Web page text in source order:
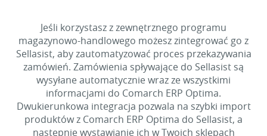
Jeśli korzystasz z zewnętrznego programu
magazynowo-handlowego możesz zintegrować go z
Sellasist, aby zautomatyzować proces przekazywania
zamówień. Zamówienia spływające do Sellasist są
wysyłane automatycznie wraz ze wszystkimi
informacjami do Comarch ERP Optima.
Dwukierunkowa integracja pozwala na szybki import
produktów z Comarch ERP Optima do Sellasist, a
następnie wystawianie ich w Twoich sklepach